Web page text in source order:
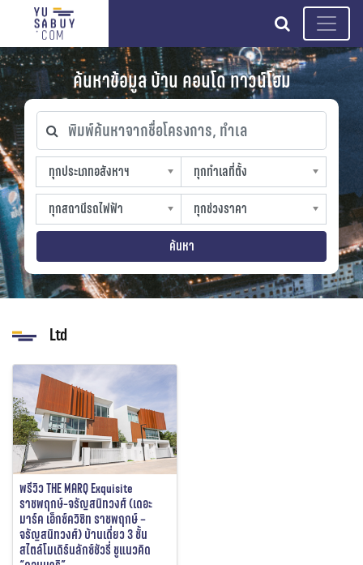
search
ค้นหาข้อมูล บ้าน คอนโด ทาวน์โฮม
พิมพ์ค้นหาจากชื่อโครงการ, ทำเล
ทุกประเภทอสังหาฯ
ทุกประเภทอสังหาฯ
sproperty
ทุกทำเลที่ตั้ง
ทุกทำเลที่ตั้ง
slocation
ทุกสถานีรถไฟฟ้า
ทุกสถานีรถไฟฟ้า
strain-station
ทุกช่วงราคา
ทุกช่วงราคา
sprice
ค้นหา
Ltd
พรีวิว THE MARQ Exquisite
ราชพฤกษ์-จรัญสนิทวงศ์ (เดอะ
มาร์ค เอ็กซ์ควิซิท ราชพฤกษ์ –
จรัญสนิทวงศ์) บ้านเดี่ยว 3 ชั้น
สไตล์โมเดิร์นลักซ์ชัวรี่ ชูแนวคิด